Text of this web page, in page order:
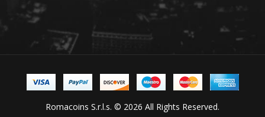
Romacoins S.r.l.s. © 2026 All Rights Reserved.